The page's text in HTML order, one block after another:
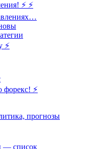
⚡ ⚡
⚡️
⚡
прогнозы
— список